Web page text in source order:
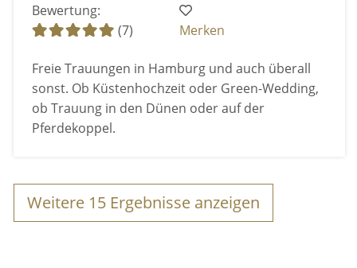
Bewertung:
(7)
Merken
Freie Trauungen in Hamburg und auch überall
sonst. Ob Küstenhochzeit oder Green-Wedding,
ob Trauung in den Dünen oder auf der
Pferdekoppel.
Weitere 15 Ergebnisse anzeigen